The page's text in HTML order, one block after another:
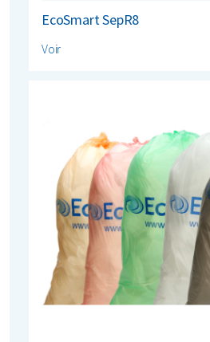
EcoSmart SepR8
Voir